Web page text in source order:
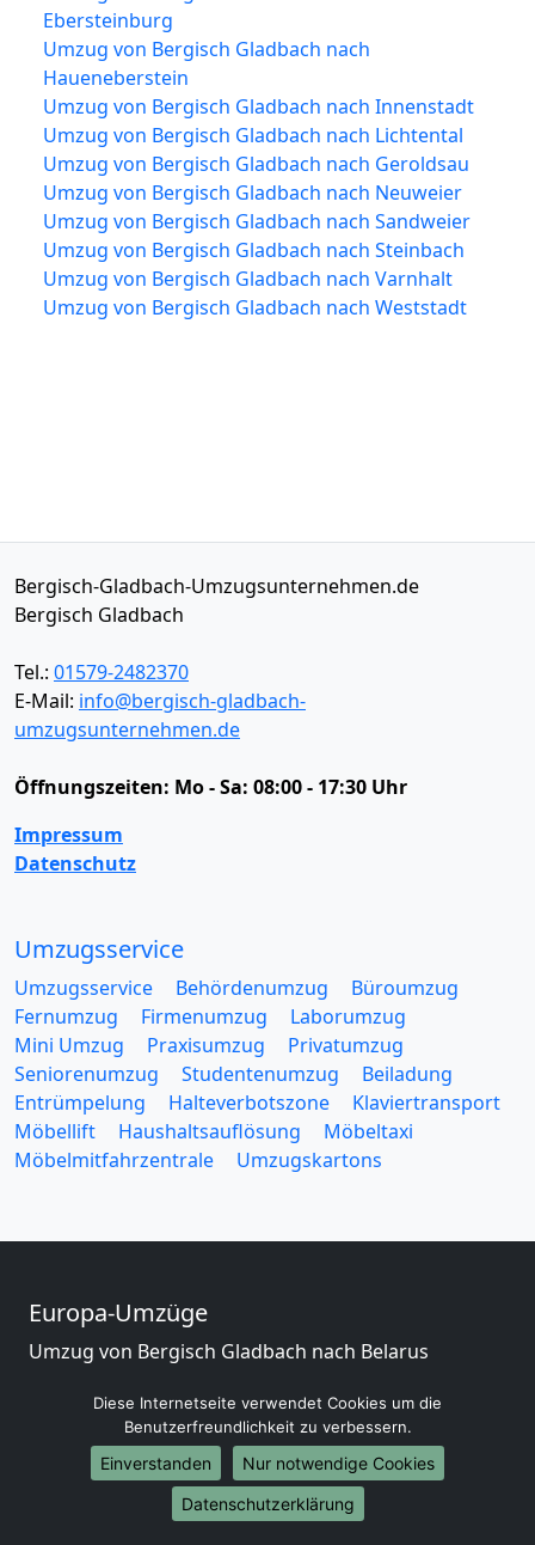
Ebersteinburg
Umzug von Bergisch Gladbach nach
Haueneberstein
Umzug von Bergisch Gladbach nach Innenstadt
Umzug von Bergisch Gladbach nach Lichtental
Umzug von Bergisch Gladbach nach Geroldsau
Umzug von Bergisch Gladbach nach Neuweier
Umzug von Bergisch Gladbach nach Sandweier
Umzug von Bergisch Gladbach nach Steinbach
Umzug von Bergisch Gladbach nach Varnhalt
Umzug von Bergisch Gladbach nach Weststadt
Bergisch-Gladbach-Umzugsunternehmen.de
Bergisch Gladbach
Tel.: 01579-2482370
E-Mail: info@bergisch-gladbach-
umzugsunternehmen.de
Öffnungszeiten: Mo - Sa: 08:00 - 17:30 Uhr
Impressum
Datenschutz
Umzugsservice
Umzugsservice Behördenumzug
Büroumzug
Fernumzug
Firmenumzug
Laborumzug
Mini Umzug
Praxisumzug
Privatumzug
Seniorenumzug
Studentenumzug
Beiladung
Entrümpelung
Halteverbotszone
Klaviertransport
Möbellift
Haushaltsauflösung
Möbeltaxi
Möbelmitfahrzentrale
Umzugskartons
Europa-Umzüge
Umzug von Bergisch Gladbach nach Belarus
Umzug von Bergisch Gladbach nach Bulgarien
Umzug von Bergisch Gladbach nach Dänemark
Umzug von Bergisch Gladbach nach England
Umzug von Bergisch Gladbach nach Portugal
Umzug von Bergisch Gladbach nach Bosnien
Diese Internetseite verwendet Cookies um die
Benutzerfreundlichkeit zu verbessern.
Einverstanden
Nur notwendige Cookies
Datenschutzerklärung